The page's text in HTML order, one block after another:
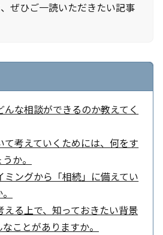
ぜひご一読いただきたい記事
な相談ができるのか教えてく
て考えていくためには、何をす
か。
ミングから「相続」に備えてい
える上で、知っておきたい背景
ことがありますか。